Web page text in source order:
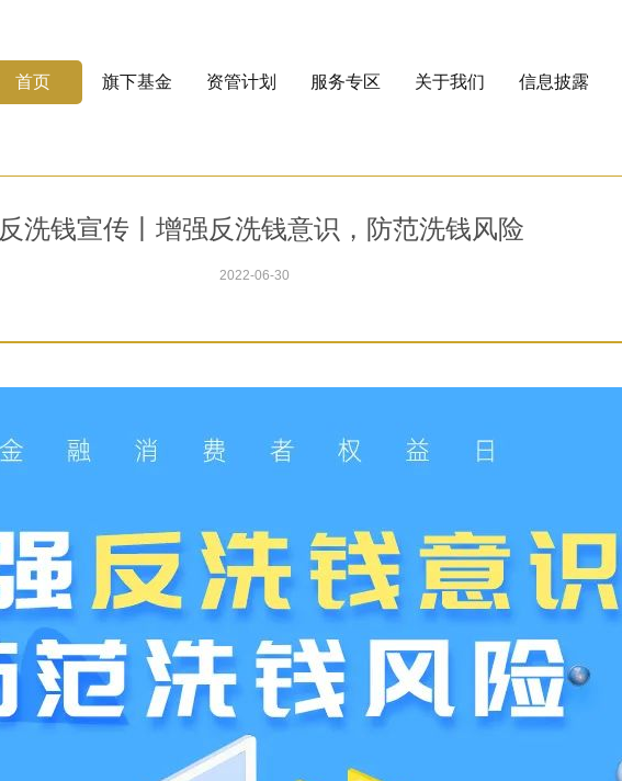
首页 旗下基金 资管计划 服务专区 关于我们 信息披露
反洗钱宣传丨增强反洗钱意识，防范洗钱风险
2022-06-30